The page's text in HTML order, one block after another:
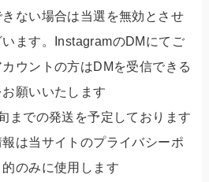
ない場合は当選を無効とさせ
ます。InstagramのDMにてご
ウントの方はDMを受信できる
願いいたします
までの発送を予定しております
は当サイトのプライバシーポ
のみに使用します